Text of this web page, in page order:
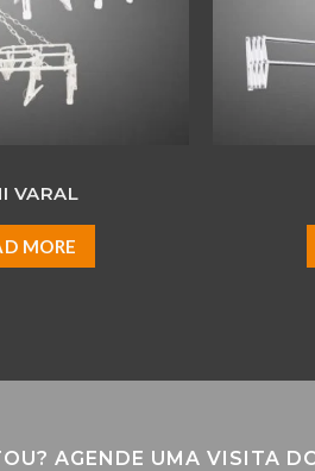
VARAL
MORE
AGENDE UMA VISITA